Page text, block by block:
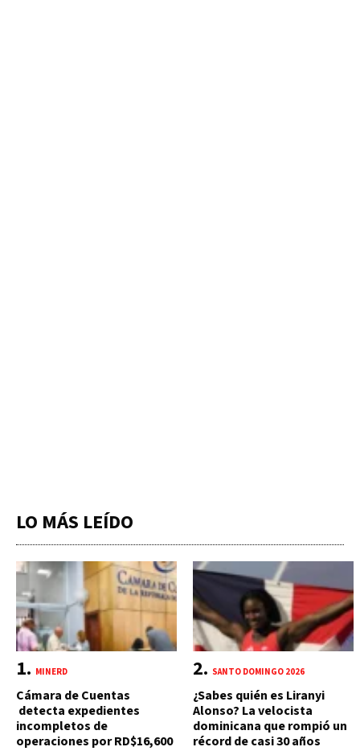
LO MÁS LEÍDO
MINERD
Cámara de Cuentas
detecta expedientes
incompletos de
operaciones por RD$16,600
SANTO DOMINGO 2026
¿Sabes quién es Liranyi
Alonso? La velocista
dominicana que rompió un
récord de casi 30 años